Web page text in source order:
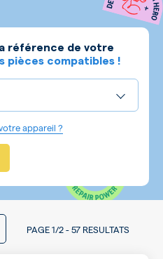
référence de votre
pièces compatibles !
appareil ?
PAGE 1/2-57 RESULTATS